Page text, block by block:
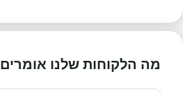
מה הלקוחות שלנו אומרים